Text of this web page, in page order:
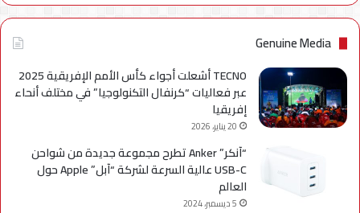
Genuine Media
TECNO أشعلت أجواء كأس الأمم الإفريقية 2025
عبر فعاليات “كرنفال التكنولوجيا” في مختلف أنحاء
إفريقيا
20 يناير، 2026
“آنكر” Anker تطرح مجموعة جديدة من شواحن
USB-C عالية السرعة لشركة “آبل” Apple حول
العالم
5 ديسمبر، 2024